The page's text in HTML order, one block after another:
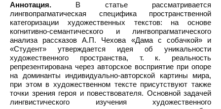
Аннотация. В статье рассматривается
лингвопрагматическая специфика пространственной
категоризации художественных текстов: на основе
когнитивно-семантического и лингвопрагматического
анализа рассказов А.П. Чехова «Дама с собачкой» и
«Студент» утверждается идея об уникальности
художественного пространства, т. к. реальность
репрезентирована через авторское восприятие при опоре
на доминанты индивидуально-авторской картины мира,
при этом в художественном тексте присутствуют также
точки зрения героя и повествователя. Основной задачей
лингвистического изучения художественного